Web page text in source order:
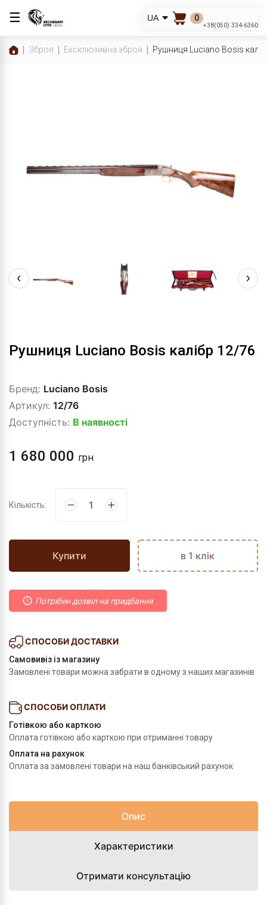
☰ UA 0
+38(050) 334-6360
Зброя Ексклюзивна зброя Рушниця Luciano Bosis
Рушниця Luciano Bosis калібр 12/76
Бренд: Luciano Bosis
Артикул: 12/76
Доступність: В наявності
1 680 000 грн
Кількість:
Купити в 1 клік
Потрібен дозвіл на придбання
СПОСОБИ ДОСТАВКИ
Самовивіз із магазину
Замовлені товари можна забрати в одному з наших магазинів
СПОСОБИ ОПЛАТИ
Готівкою або карткою
Оплата готівкою або карткою при отриманні товару
Оплата на рахунок
Оплата за замовлені товари на наш банківський рахунок
Опис
Характеристики
Отримати консультацію